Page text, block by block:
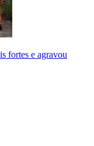
fortes e agravou